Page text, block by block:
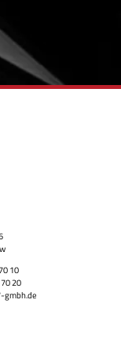
10
20
gmbh.de